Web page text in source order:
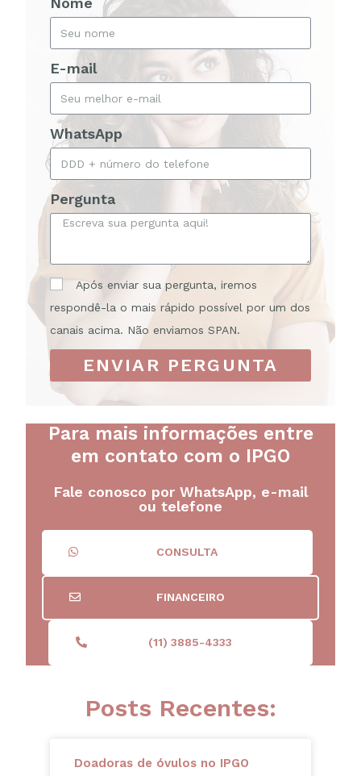
E-mail
WhatsApp
Pergunta
Após enviar sua pergunta, iremos
respondê-la o mais rápido possível por um dos
canais acima. Não enviamos SPAN.
ENVIAR PERGUNTA
Para mais informações entre
em contato com o IPGO
Fale conosco por WhatsApp, e-mail
ou telefone
CONSULTA
FINANCEIRO
(11) 3885-4333
Posts Recentes:
Doadoras de óvulos no IPGO